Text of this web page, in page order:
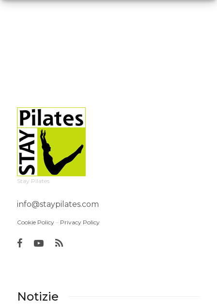
Stay Pilates
info@staypilates.com
Cookie Policy – Privacy Policy
Notizie